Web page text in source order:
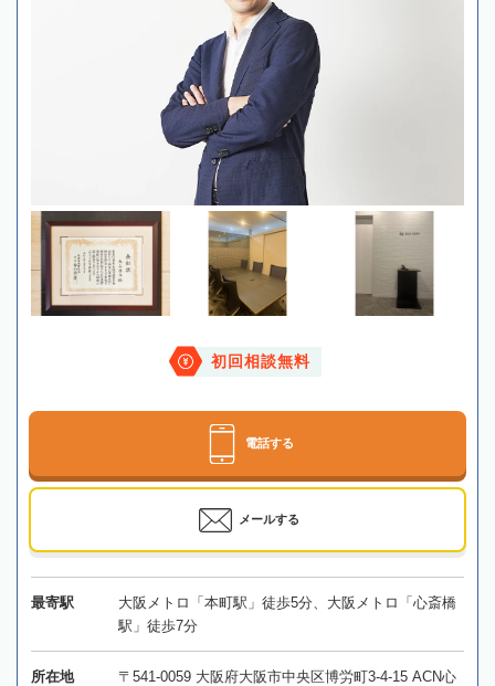
初回相談無料
電話する
メールする
最寄駅
大阪メトロ「本町駅」徒歩5分、大阪メトロ「心斎橋
駅」徒歩7分
所在地
〒541-0059 大阪府大阪市中央区博労町3-4-15 ACN心